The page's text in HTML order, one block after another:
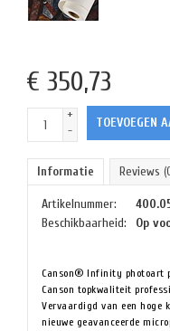
€ 350,73
+
-
TOEVOEGEN
Informatie Reviews
Artikelnummer:
Beschikbaarheid:
Op
Canson® Infinity photoart
Canson topkwaliteit
Vervaardigd van een hoge
nieuwe geavanceerde